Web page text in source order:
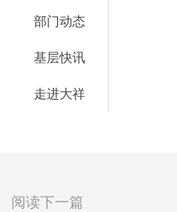
部门动态
基层快讯
走进大祥
阅读下一篇